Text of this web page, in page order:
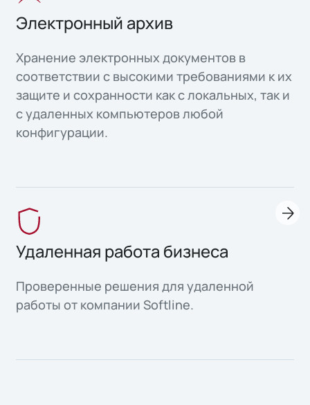
Электронный архив
Хранение электронных документов в
соответствии с высокими требованиями к их
защите и сохранности как с локальных, так и
с удаленных компьютеров любой
конфигурации.
Удаленная работа бизнеса
Проверенные решения для удаленной
работы от компании Softline.